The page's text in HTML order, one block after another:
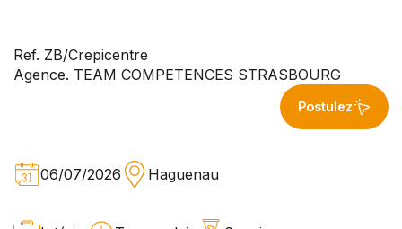
Ref. ZB/Crepicentre
Agence. TEAM COMPETENCES STRASBOURG
Postulez
06/07/2026 Haguenau